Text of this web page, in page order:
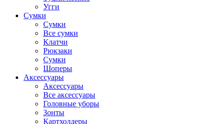
Угги
Сумки
Сумки
Все сумки
Клатчи
Рюкзаки
Сумки
Шоперы
Аксессуары
Аксессуары
Все аксессуары
Головные уборы
Зонты
Картхолдеры